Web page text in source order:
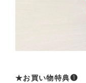
★お買い物特典❶